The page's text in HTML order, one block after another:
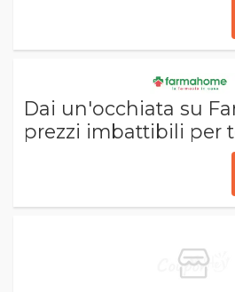
Dai un'occhiata su
prezzi imbattibili per